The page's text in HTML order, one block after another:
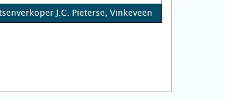
J.C. Pieterse, Vinkeveen